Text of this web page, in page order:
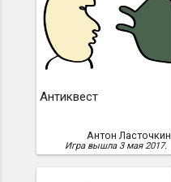
Антиквест
Антон Ласточкин
Игра вышла 3 мая 2017.